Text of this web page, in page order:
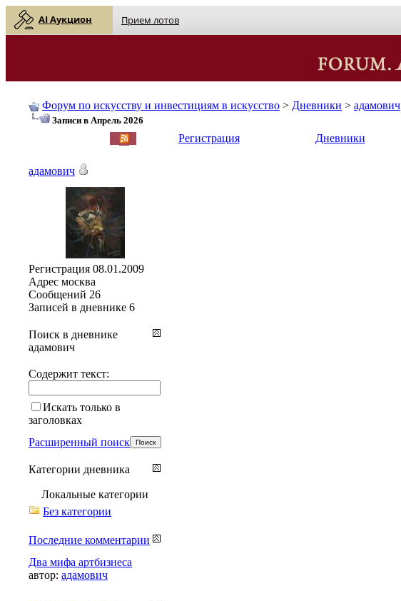
AI Аукцион Прием лотов
Форум по искусству и инвестициям в искусство > Дневники > адамович
Записи в Апрель 2026
Регистрация Дневники
адамович
Регистрация 08.01.2009
Адрес москва
Сообщений 26
Записей в дневнике 6
Поиск в дневнике
адамович
Содержит текст:
Искать только в
заголовках
Расширенный поиск
Категории дневника
Локальные категории
Без категории
Последние комментарии
Два мифа артбизнеса
автор: адамович